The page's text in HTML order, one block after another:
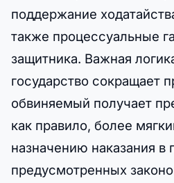
поддержание
также процессуальные
защитника. Важная
государство сокращает
обвиняемый получает
как правило, более
назначению наказания в
предусмотренных